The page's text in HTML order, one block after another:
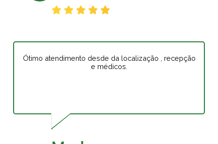
Ótimo atendimento desde da localização , recepção
e médicos.